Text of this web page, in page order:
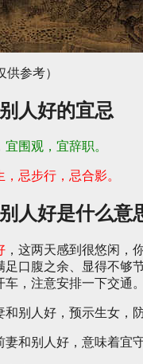
参考）
人好的宜忌
宜围观，宜辞职。
，忌步行，忌合影。
人好是什么意
，这两天感到很悠闲，
足口腹之余、显得不够
，注意安排一下交通。
别人好，预示生女，防
和别人好，意味着宜